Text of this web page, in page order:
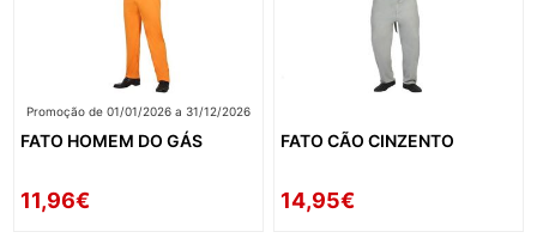
Promoção de 01/01/2026 a 31/12/2026
FATO HOMEM DO GÁS
11,96€
FATO CÃO CINZENTO
14,95€